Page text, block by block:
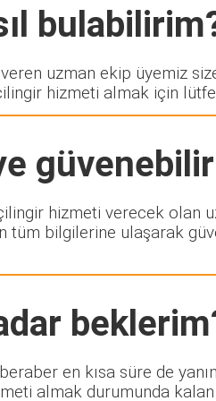
uzman ekip üyemiz
hizmeti almak için
hizmeti verecek olan
tüm bilgilerine ulaşarak
en kısa süre de
almak durumunda